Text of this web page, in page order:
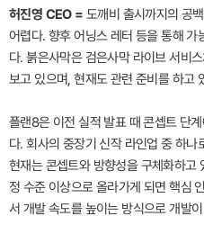
허진영 CEO =도깨비 출시까지의 공
어렵다. 향후 어닝스 레터 등을 통해
다. 붉은사막은 검은사막 라이브 서비
보고 있으며, 현재도 관련 준비를 하고
플랜8은 이전 실적 발표 때 콘셉트 단
다. 회사의 중장기 신작 라인업 중 하
현재는 콘셉트와 방향성을 구체화하고
정 수준 이상으로 올라가게 되면 핵심
서 개발 속도를 높이는 방식으로 개발